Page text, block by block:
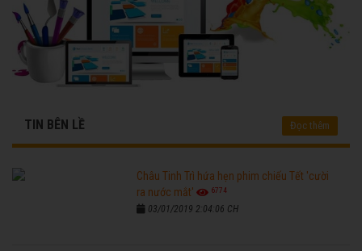
TIN BÊN LỀ Đọc thêm
Châu Tinh Trì hứa hẹn phim chiếu Tết 'cười
ra nước mắt'
6774
03/01/2019 2:04:06 CH